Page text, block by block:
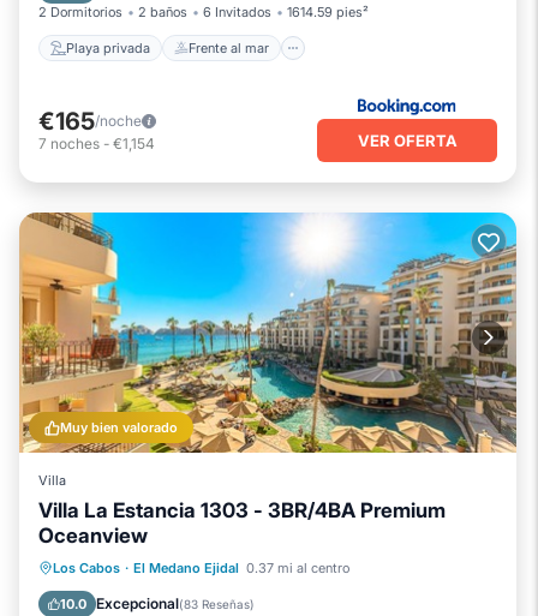
2 Dormitorios 2 baños 6 Invitados 1614.59 pies²
Playa privada Frente al mar
€165/noche
7 noches - €1,154 VER OFERTA
Muy bien valorado
Villa
Villa La Estancia 1303 - 3BR/4BA Premium
Oceanview
Los Cabos · El Medano Ejidal 0.37 mi al centro
10.0 Excepcional(83 Reseñas)
Piscina privada
Bañera de hidromasaje
Chimenea/Calefacción